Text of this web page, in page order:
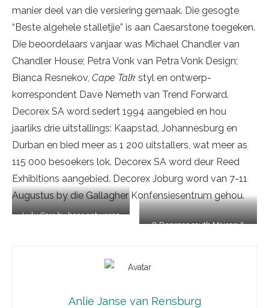
manier deel van die versiering gemaak. Die gesogte
“Beste algehele stalletjie” is aan Caesarstone toegeken.
Die beoordelaars vanjaar was Michael Chandler van
Chandler House; Petra Vonk van Petra Vonk Design;
Bianca Resnekov, Cape Talk styl en ontwerp-
korrespondent Dave Nemeth van Trend Forward.
Decorex SA word sedert 1994 aangebied en hou
jaarliks drie uitstallings: Kaapstad, Johannesburg en
Durban en bied meer as 1 200 uitstallers, wat meer as
115 000 besoekers lok. Decorex SA word deur Reed
Exhibitions aangebied. Decorex Joburg word van 7-11
Augustus by die Gallagher Konfensiesentrum gehou.
Lulu Carr by haar ontwerpe
8 Degrees south Maison &
Anlie Janse van Rensburg